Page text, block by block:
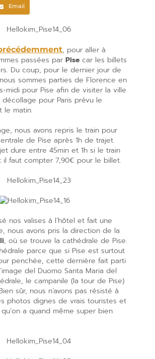
Email
, pour aller à
passées par Pise car les billets
Du coup, pour le dernier jour de
sommes parties de Florence en
midi pour Pise afin de visiter la ville
pour Paris prévu le
le matin.
nous avons repris le train pour
de Pise après 1h de trajet.
dure entre 45min et 1h si le train
il faut compter 7,90€ pour le billet.
nos valises à l’hôtel et fait une
nous avons pris la direction de la
, où se trouve la cathédrale de Pise.
parce que si Pise est surtout
penchée, cette dernière fait parti
del Duomo Santa Maria del
le campanile (la tour de Pise)
sûr, nous n’avons pas résisté à
photos dignes de vrais touristes et
a quand même super bien